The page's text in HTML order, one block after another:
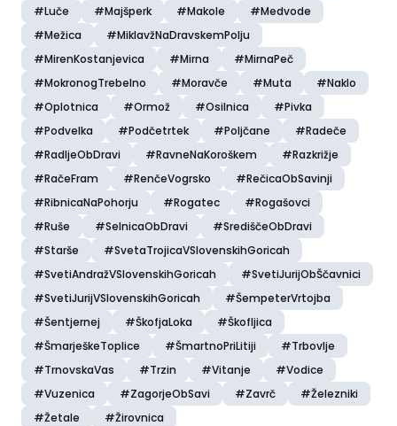
#Luče
#Majšperk #Makole
#Medvode
#Mežica
#MiklavžNaDravskemPolju
#MirenKostanjevica
#Mirna
#MirnaPeč
#MokronogTrebelno
#Moravče #Muta
#Naklo
#Oplotnica
#Ormož #Osilnica
#Pivka
#Podvelka
#Podčetrtek #Poljčane
#Radeče
#RadljeObDravi
#RavneNaKoroškem
#Razkrižje
#RačeFram
#RenčeVogrsko
#RečicaObSavinji
#RibnicaNaPohorju
#Rogatec
#Rogašovci
#Ruše
#SelnicaObDravi
#SrediščeObDravi
#Starše
#SvetaTrojicaVSlovenskihGoricah
#SvetiAndražVSlovenskihGoricah
#SvetiJurijObŠčavnici
#SvetiJurijVSlovenskihGoricah
#ŠempeterVrtojba
#Šentjernej
#ŠkofjaLoka
#Škofljica
#ŠmarješkeToplice
#ŠmartnoPriLitiji
#Trbovlje
#TrnovskaVas
#Trzin #Vitanje
#Vodice
#Vuzenica
#ZagorjeObSavi #Zavrč
#Železniki
#Žetale
#Žirovnica